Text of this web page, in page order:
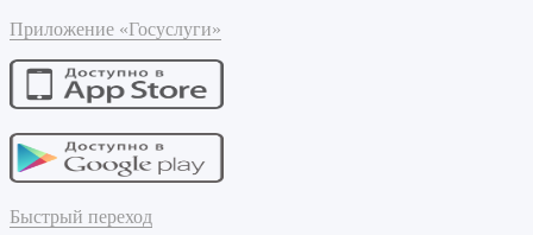
Приложение «Госуслуги»
Быстрый переход